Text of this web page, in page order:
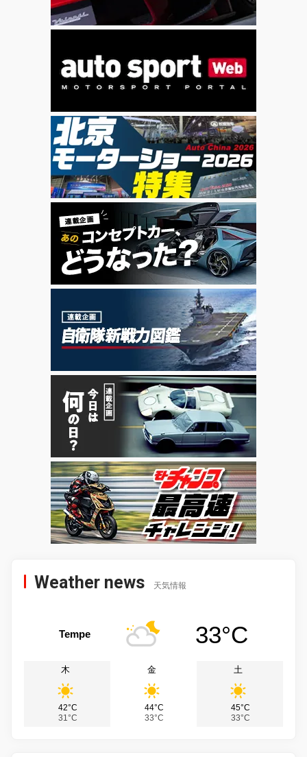
Weather news 天気情報
Tempe 33°C
木
42°C
31°C
金
44°C
33°C
土
45°C
33°C